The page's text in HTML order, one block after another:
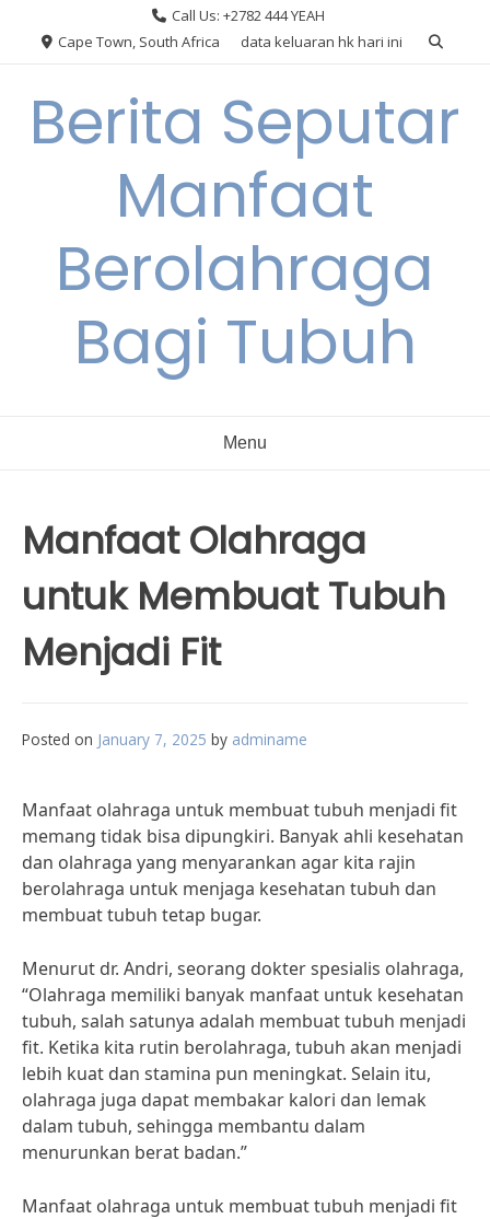
Call Us: +2782 444 YEAH
Cape Town, South Africa
data keluaran hk hari ini
Berita Seputar
Manfaat
Berolahraga
Bagi Tubuh
Menu
Manfaat Olahraga
untuk Membuat Tubuh
Menjadi Fit
Posted on January 7, 2025 by adminame
Manfaat olahraga untuk membuat tubuh menjadi fit
memang tidak bisa dipungkiri. Banyak ahli kesehatan
dan olahraga yang menyarankan agar kita rajin
berolahraga untuk menjaga kesehatan tubuh dan
membuat tubuh tetap bugar.
Menurut dr. Andri, seorang dokter spesialis olahraga,
“Olahraga memiliki banyak manfaat untuk kesehatan
tubuh, salah satunya adalah membuat tubuh menjadi
fit. Ketika kita rutin berolahraga, tubuh akan menjadi
lebih kuat dan stamina pun meningkat. Selain itu,
olahraga juga dapat membakar kalori dan lemak
dalam tubuh, sehingga membantu dalam
menurunkan berat badan.”
Manfaat olahraga untuk membuat tubuh menjadi fit